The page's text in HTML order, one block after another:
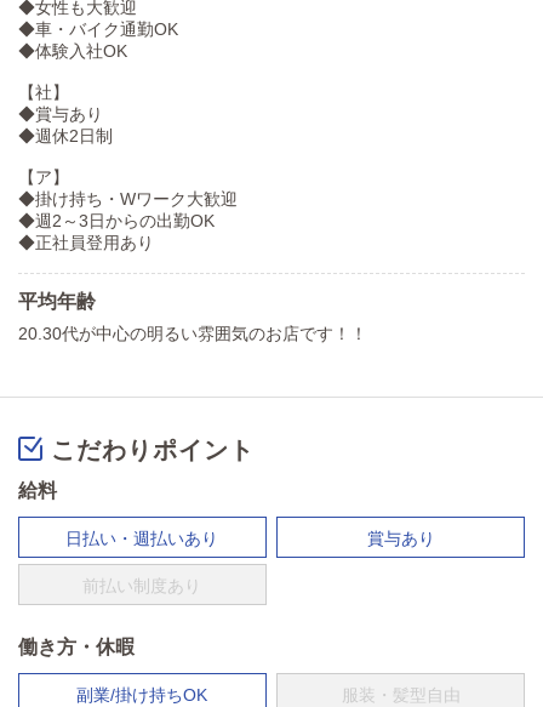
◆女性も大歓迎
◆車・バイク通勤OK
◆体験入社OK
【社】
◆賞与あり
◆週休2日制
【ア】
◆掛け持ち・Wワーク大歓迎
◆週2～3日からの出勤OK
◆正社員登用あり
平均年齢
20.30代が中心の明るい雰囲気のお店です！！
こだわりポイント
給料
日払い・週払いあり 賞与あり
前払い制度あり
働き方・休暇
副業/掛け持ちOK 服装・髪型自由